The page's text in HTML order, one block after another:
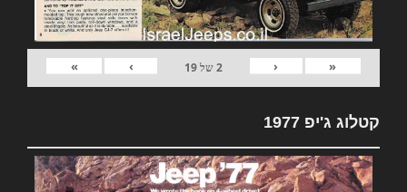
«
‹
2של19
›
»
קטלוג ג'יפ 1977